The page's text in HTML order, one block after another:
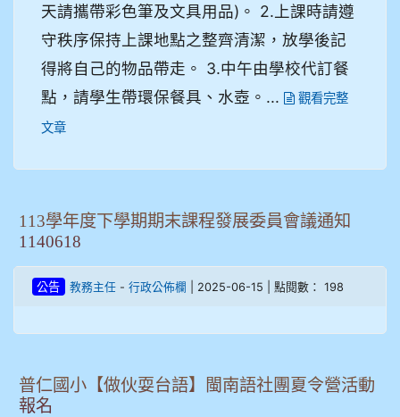
天請攜帶彩色筆及文具用品)。 2.上課時請遵
守秩序保持上課地點之整齊清潔，放學後記
得將自己的物品帶走。 3.中午由學校代訂餐
點，請學生帶環保餐具、水壺。...
觀看完整
文章
113學年度下學期期末課程發展委員會議通知
1140618
公告 教務主任- 行政公佈欄 | 2025-06-15 | 點閱數： 198
普仁國小【做伙耍台語】閩南語社團夏令營活動
報名